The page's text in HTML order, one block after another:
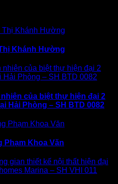
Khánh Hường
của biệt thự hiện đại 2
Hải Phòng – SH BTD 0082
Phạm Khoa Văn